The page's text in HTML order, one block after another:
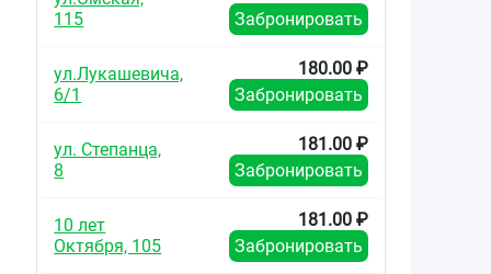
115
Забронировать
ул.Лукашевича,
6/1
180.00 ₽
Забронировать
ул. Степанца,
8
181.00 ₽
Забронировать
10 лет
Октября, 105
181.00 ₽
Забронировать